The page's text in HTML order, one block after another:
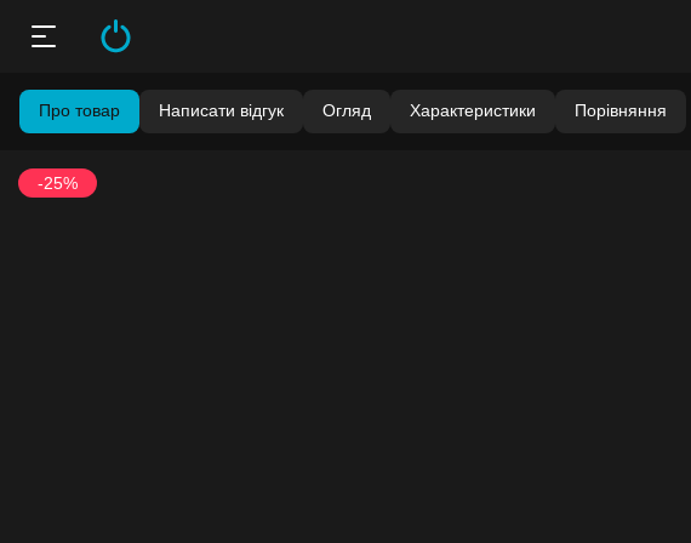
Про товар Написати відгук Огляд Характеристики Порівняння
-25%